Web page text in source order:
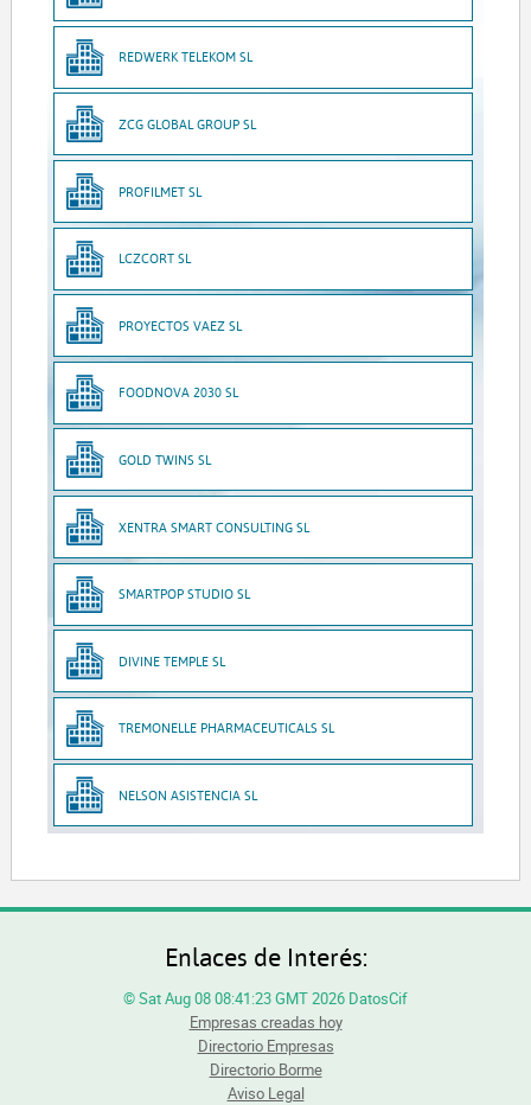
REDWERK TELEKOM SL
ZCG GLOBAL GROUP SL
PROFILMET SL
LCZCORT SL
PROYECTOS VAEZ SL
FOODNOVA 2030 SL
GOLD TWINS SL
XENTRA SMART CONSULTING SL
SMARTPOP STUDIO SL
DIVINE TEMPLE SL
TREMONELLE PHARMACEUTICALS SL
NELSON ASISTENCIA SL
Enlaces de Interés:
© Sat Aug 08 08:41:23 GMT 2026 DatosCif
Empresas creadas hoy
Directorio Empresas
Directorio Borme
Aviso Legal